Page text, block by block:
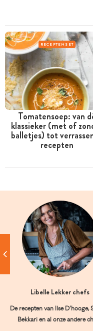
RECEPTENSET
Tomatensoep: van
klassieker (met of
balletjes) tot
recepten
Libelle Lekker chefs
De recepten van Ilse D’hooge,
Bekkari en al onze andere